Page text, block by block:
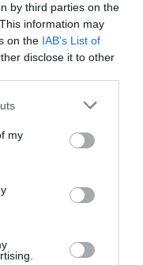
by third parties on the
information may
on the IAB’s List of
disclose it to other
my